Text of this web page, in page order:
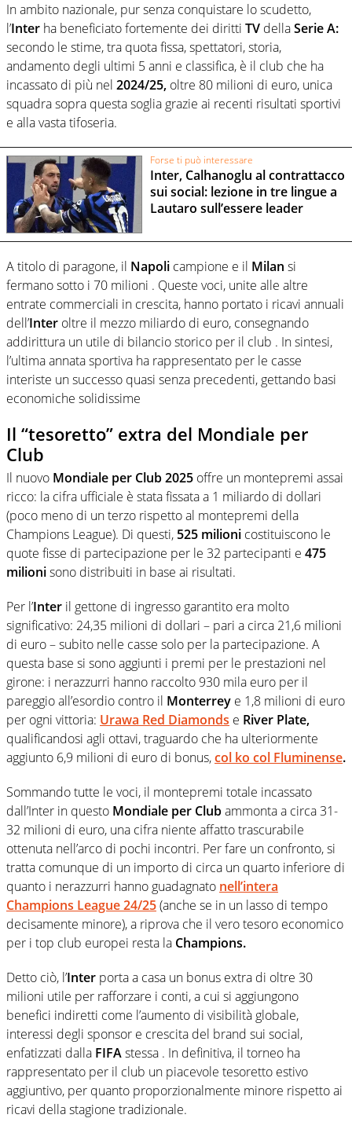
In ambito nazionale, pur senza conquistare lo scudetto,
l’Inter ha beneficiato fortemente dei diritti TV dellaSerie A:
secondo le stime, tra quota fissa, spettatori, storia,
andamento degli ultimi 5 anni e classifica, è il club che ha
incassato di più nel 2024/25, oltre 80 milioni di euro, unica
squadra sopra questa soglia grazie ai recenti risultati sportivi
e alla vasta tifoseria.
Forse ti può interessare
Inter, Calhanoglu al contrattacco
sui social: lezione in tre lingue a
Lautaro sull’essere leader
A titolo di paragone, il Napoli campione e il Milan si
fermano sotto i 70 milioni . Queste voci, unite alle altre
entrate commerciali in crescita, hanno portato i ricavi annuali
dell’Inter oltre il mezzo miliardo di euro, consegnando
addirittura un utile di bilancio storico per il club . In sintesi,
l’ultima annata sportiva ha rappresentato per le casse
interiste un successo quasi senza precedenti, gettando basi
economiche solidissime
Il “tesoretto” extra del Mondiale per
Club
Il nuovo Mondiale per Club 2025 offre un montepremi assai
ricco: la cifra ufficiale è stata fissata a 1 miliardo di dollari
(poco meno di un terzo rispetto al montepremi della
Champions League). Di questi, 525 milioni costituiscono le
quote fisse di partecipazione per le 32 partecipanti e 475
milionisono distribuiti in base ai risultati.
Per l’Inter il gettone di ingresso garantito era molto
significativo: 24,35 milioni di dollari – pari a circa 21,6 milioni
di euro – subito nelle casse solo per la partecipazione. A
questa base si sono aggiunti i premi per le prestazioni nel
girone: i nerazzurri hanno raccolto 930 mila euro per il
pareggio all’esordio contro il Monterrey e 1,8 milioni di euro
per ogni vittoria: Urawa Red Diamonds e River Plate,
qualificandosi agli ottavi, traguardo che ha ulteriormente
aggiunto 6,9 milioni di euro di bonus,col ko col Fluminense.
Sommando tutte le voci, il montepremi totale incassato
dall’Inter in questo Mondiale per Clubammonta a circa 31-
32 milioni di euro, una cifra niente affatto trascurabile
ottenuta nell’arco di pochi incontri. Per fare un confronto, si
tratta comunque di un importo di circa un quarto inferiore di
quanto i nerazzurri hanno guadagnato nell’intera
Champions League 24/25(anche se in un lasso di tempo
decisamente minore), a riprova che il vero tesoro economico
per i top club europei resta la Champions.
Detto ciò, l’Inter porta a casa un bonus extra di oltre 30
milioni utile per rafforzare i conti, a cui si aggiungono
benefici indiretti come l’aumento di visibilità globale,
interessi degli sponsor e crescita del brand sui social,
enfatizzati dalla FIFAstessa . In definitiva, il torneo ha
rappresentato per il club un piacevole tesoretto estivo
aggiuntivo, per quanto proporzionalmente minore rispetto ai
ricavi della stagione tradizionale.